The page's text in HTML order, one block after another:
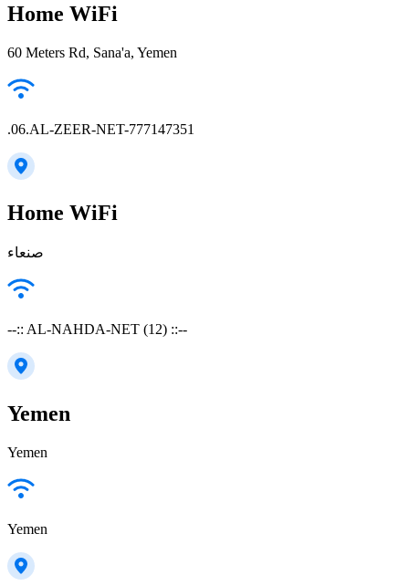
Home WiFi
60 Meters Rd, Sana'a, Yemen
.06.AL-ZEER-NET-777147351
Home WiFi
--:: AL-NAHDA-NET (12) ::--
Yemen
Yemen
Yemen